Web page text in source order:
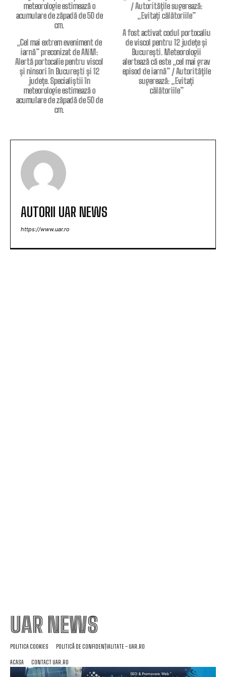
„Cel mai extrem eveniment de
iarnă” preconizat de ANM:
Alertă portocalie pentru viscol
și ninsori în București și 12
județe. Specialiștii în
meteorologie estimează o
acumulare de zăpadă de 50 de
cm.
A fost activat codul portocaliu
de viscol pentru 12 județe și
București. Meteorologii
alertează că este „cel mai grav
episod de iarnă” / Autoritățile
sugerează: „Evitați
călătoriile”
AUTORII UAR NEWS
https://www.uar.ro
UAR NEWS
POLITICA COOKIES POLITICĂ DE CONFIDENȚIALITATE – UAR.RO
ACASA CONTACT UAR.RO